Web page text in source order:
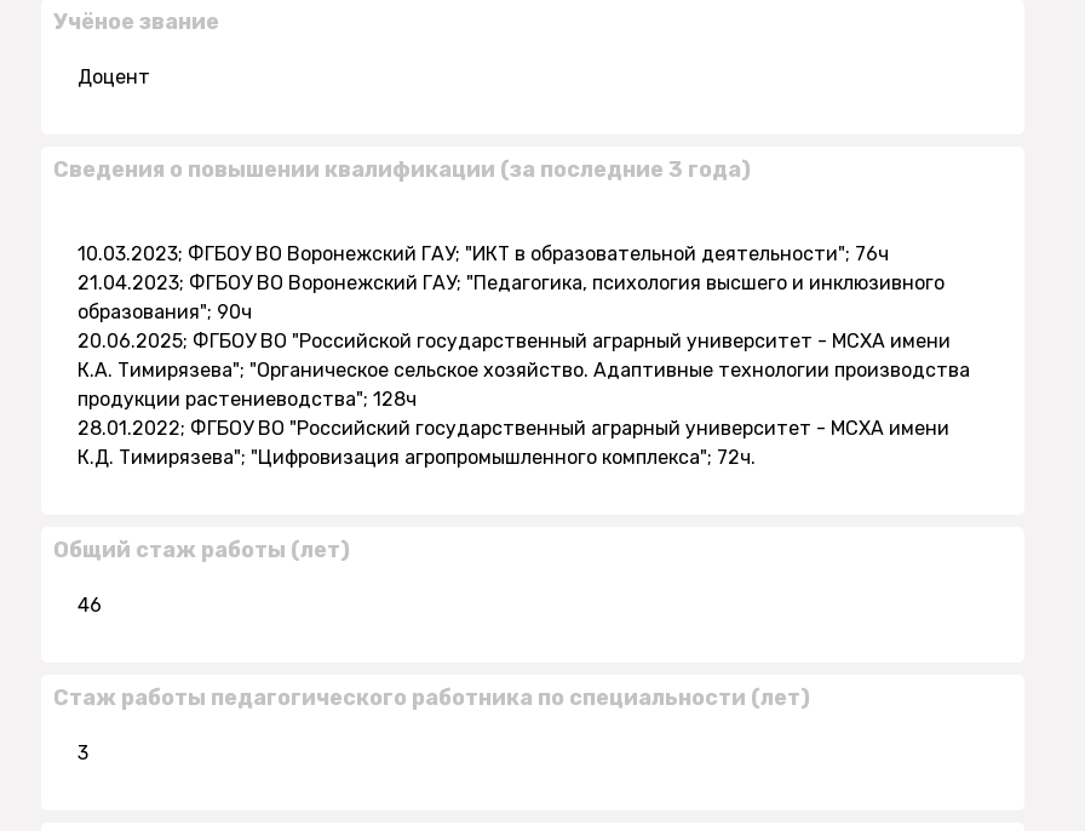
Учёное звание
Доцент
Сведения о повышении квалификации (за последние 3 года)
10.03.2023; ФГБОУ ВО Воронежский ГАУ; "ИКТ в образовательной деятельности"; 76ч
21.04.2023; ФГБОУ ВО Воронежский ГАУ; "Педагогика, психология высшего и инклюзивного
образования"; 90ч
20.06.2025; ФГБОУ ВО "Российской государственный аграрный университет - МСХА имени
К.А. Тимирязева"; "Органическое сельское хозяйство. Адаптивные технологии производства
продукции растениеводства"; 128ч
28.01.2022; ФГБОУ ВО "Российский государственный аграрный университет - МСХА имени
К.Д. Тимирязева"; "Цифровизация агропромышленного комплекса"; 72ч.
Общий стаж работы (лет)
46
Стаж работы педагогического работника по специальности (лет)
3